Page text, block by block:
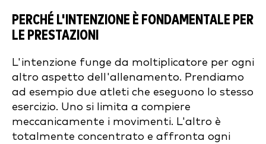
PERCHÉ L'INTENZIONE È FONDAMENTALE PER
LE PRESTAZIONI
L'intenzione funge da moltiplicatore per ogni
altro aspetto dell'allenamento. Prendiamo
ad esempio due atleti che eseguono lo stesso
esercizio. Uno si limita a compiere
meccanicamente i movimenti. L'altro è
totalmente concentrato e affronta ogni